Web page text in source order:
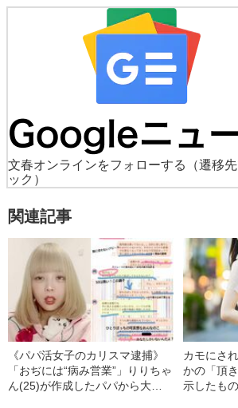
文春オンラインをフォローする
（遷移
ック）
関連記事
《パパ活女子のカリスマ逮捕》
「おぢには“病み営業”」りりちゃ
ん(25)が作成したパパから大金
カモにさ
かの「頂
示したも